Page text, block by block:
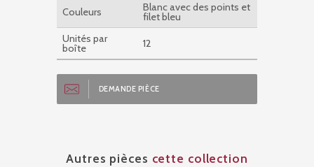
Couleurs Blanc avec des points et
filet bleu
Unités par
boîte 12
DEMANDE PIÈCE
Autres pièces cette collection